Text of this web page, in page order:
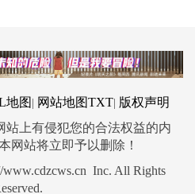
地图 网站地图TXT 版权声明
站上有侵犯您的合法权益的内
网站将立即予以删除！
Inc. All Rights